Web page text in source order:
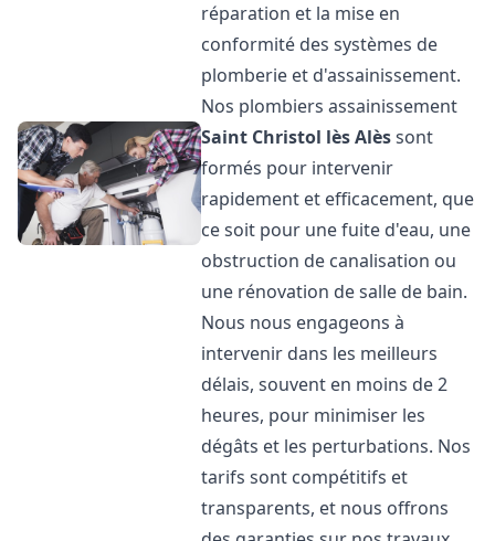
réparation et la mise en
conformité des systèmes de
plomberie et d'assainissement.
Nos plombiers assainissement
Saint Christol lès Alèssont
formés pour intervenir
rapidement et efficacement, que
ce soit pour une fuite d'eau, une
obstruction de canalisation ou
une rénovation de salle de bain.
Nous nous engageons à
intervenir dans les meilleurs
délais, souvent en moins de 2
heures, pour minimiser les
dégâts et les perturbations. Nos
tarifs sont compétitifs et
transparents, et nous offrons